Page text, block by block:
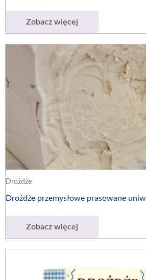
Zobacz więcej
Drożdże
Drożdże przemysłowe prasowane
Zobacz więcej